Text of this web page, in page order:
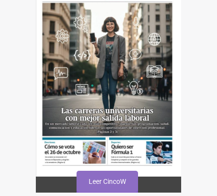
Leer CincoW